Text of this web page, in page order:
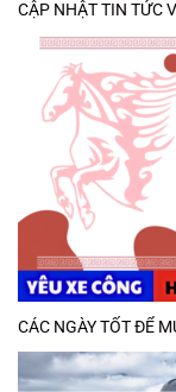
CẬP NHẬT TIN TỨC
CÁC NGÀY TỐT ĐỂ